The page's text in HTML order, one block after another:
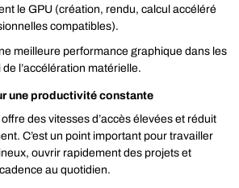
le GPU (création, rendu, calcul accéléré
compatibles).
meilleure performance graphique dans les
l’accélération matérielle.
une productivité constante
des vitesses d’accès élevées et réduit
C’est un point important pour travailler
ouvrir rapidement des projets et
au quotidien.